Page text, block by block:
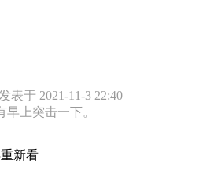
表于 2021-11-3 22:40
上突击一下。
新看